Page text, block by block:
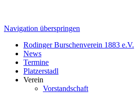
Navigation überspringen
Rodinger Burschenverein 1883 e.V.
News
Termine
Platzerstadl
Verein
Vorstandschaft